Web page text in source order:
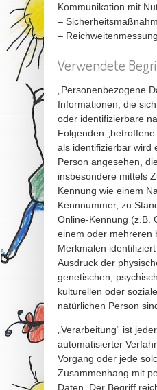
Kommunikation mit
–
–
Verwendete
„Personenbezogene
Informationen, die
oder identifizierbare
Folgenden
als identifizierbar wird
Person angesehen,
insbesondere mittels
Kennung wie einem
Kennnummer, zu
Online-Kennung (z.B.
einem oder mehreren
Merkmalen
Ausdruck der
genetischen,
kulturellen oder
natürlichen Person
„Verarbeitung“ ist
automatisierter
Vorgang oder jede
Zusammenhang mit
Daten. Der Begriff